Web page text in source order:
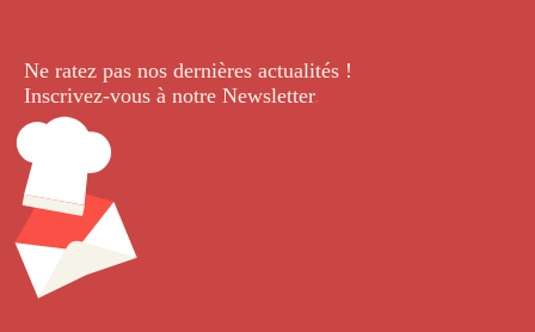
Ne ratez pas nos dernières actualités !
Inscrivez-vous à notre Newsletter.